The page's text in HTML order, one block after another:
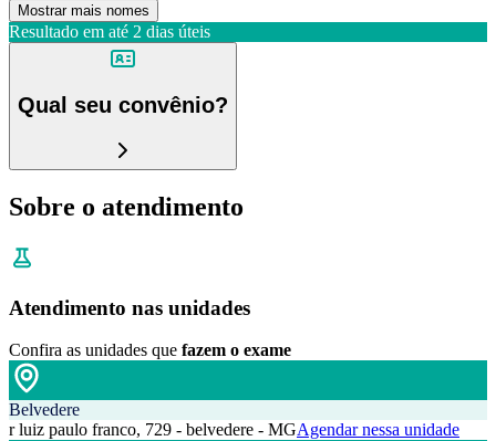
Mostrar mais nomes
Resultado em até 2 dias úteis
Qual seu convênio?
Sobre o atendimento
Atendimento nas unidades
Confira as unidades que fazem o exame
Belvedere
r luiz paulo franco, 729 - belvedere - MGAgendar nessa unidade